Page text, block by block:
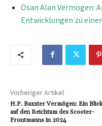
Osan Alan Vermögen:
Entwicklungen zu
Vorheriger Artikel
H.P. Baxxter Vermögen: Ein Blick
auf den Reichtum des Scooter-
Frontmanns in 2024